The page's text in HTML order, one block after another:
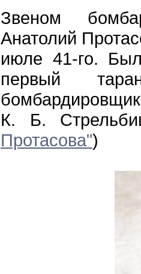
Звеном
Анатолий
июле 41-го.
первый
К. Б.
Протасова")